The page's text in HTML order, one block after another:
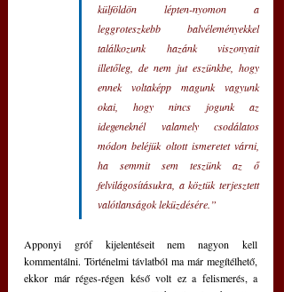
külföldön lépten-nyomon a
leggroteszkebb balvéleményekkel
találkozunk hazánk viszonyait
illetőleg, de nem jut eszünkbe, hogy
ennek voltaképp magunk vagyunk
okai, hogy nincs jogunk az
idegeneknél valamely csodálatos
módon beléjük oltott ismeretet várni,
ha semmit sem teszünk az ő
felvilágosításukra, a köztük terjesztett
valótlanságok leküzdésére.”
Apponyi gróf kijelentéseit nem nagyon kell
kommentálni. Történelmi távlatból ma már megítélhető,
ekkor már réges-régen késő volt ez a felismerés, a